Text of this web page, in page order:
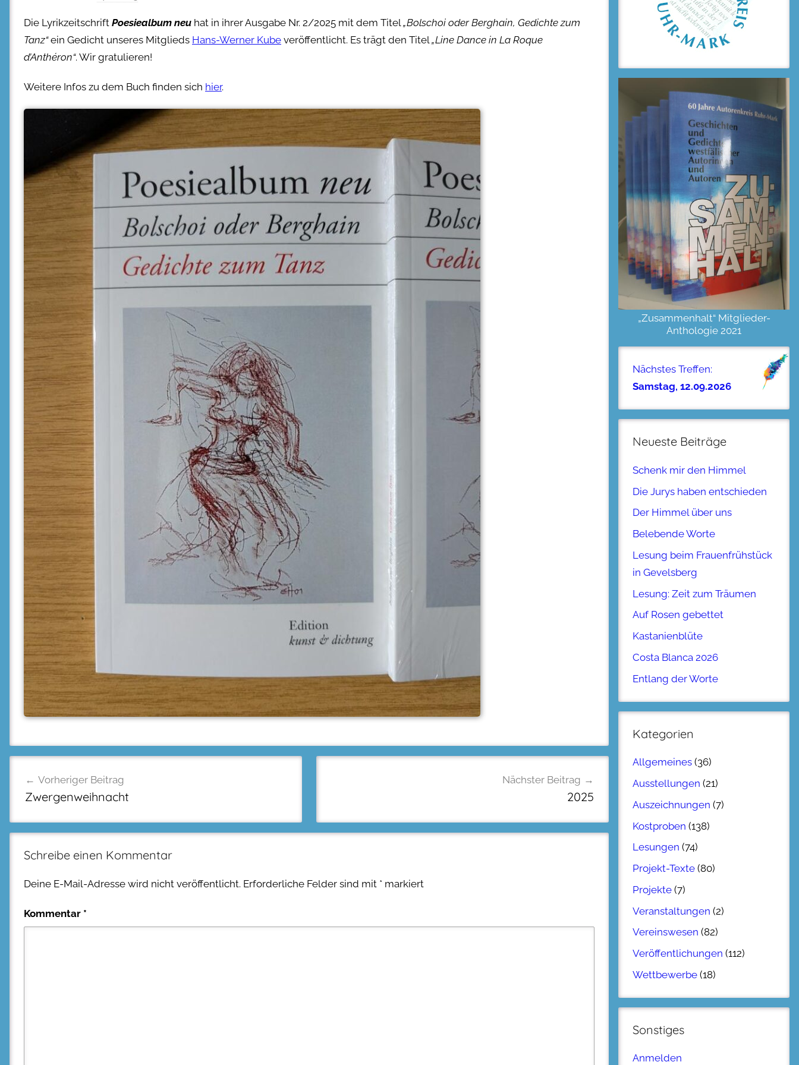
Die Lyrikzeitschrift Poesiealbum neu hat in ihrer Ausgabe Nr. 2/2025 mit dem Titel„Bolschoi oder Berghain, Gedichte zum
Tanz“ein Gedicht unseres Mitglieds Hans-Werner Kube veröffentlicht. Es trägt den Titel„Line Dance in La Roque
d’Anthéron“. Wir gratulieren!
Weitere Infos zu dem Buch finden sich hier.
Vorheriger Beitrag
Zwergenweihnacht
Nächster Beitrag
2025
Schreibe einen Kommentar
Deine E-Mail-Adresse wird nicht veröffentlicht. Erforderliche Felder sind mit * markiert
Kommentar *
„Zusammenhalt“ Mitglieder-
Anthologie 2021
Nächstes Treffen:
Samstag, 12.09.2026
Neueste Beiträge
Schenk mir den Himmel
Die Jurys haben entschieden
Der Himmel über uns
Belebende Worte
Lesung beim Frauenfrühstück
in Gevelsberg
Lesung: Zeit zum Träumen
Auf Rosen gebettet
Kastanienblüte
Costa Blanca 2026
Entlang der Worte
Kategorien
Allgemeines (36)
Ausstellungen (21)
Auszeichnungen (7)
Kostproben (138)
Lesungen (74)
Projekt-Texte (80)
Projekte (7)
Veranstaltungen (2)
Vereinswesen (82)
Veröffentlichungen (112)
Wettbewerbe (18)
Sonstiges
Anmelden